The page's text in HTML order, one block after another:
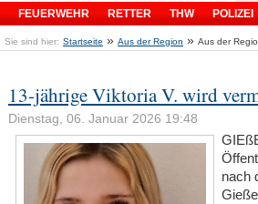
FEUERWEHR RETTER THW POLIZEI
Sie sind hier: Startseite » Aus der Region » Aus der
13-jährige Viktoria V. wird
Dienstag, 06. Januar 2026 19:48
nach